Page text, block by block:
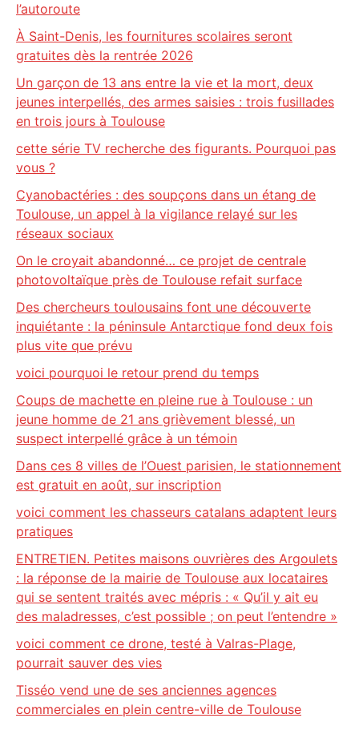
l’autoroute
À Saint-Denis, les fournitures scolaires seront
gratuites dès la rentrée 2026
Un garçon de 13 ans entre la vie et la mort, deux
jeunes interpellés, des armes saisies : trois fusillades
en trois jours à Toulouse
cette série TV recherche des figurants. Pourquoi pas
vous ?
Cyanobactéries : des soupçons dans un étang de
Toulouse, un appel à la vigilance relayé sur les
réseaux sociaux
On le croyait abandonné… ce projet de centrale
photovoltaïque près de Toulouse refait surface
Des chercheurs toulousains font une découverte
inquiétante : la péninsule Antarctique fond deux fois
plus vite que prévu
voici pourquoi le retour prend du temps
Coups de machette en pleine rue à Toulouse : un
jeune homme de 21 ans grièvement blessé, un
suspect interpellé grâce à un témoin
Dans ces 8 villes de l’Ouest parisien, le stationnement
est gratuit en août, sur inscription
voici comment les chasseurs catalans adaptent leurs
pratiques
ENTRETIEN. Petites maisons ouvrières des Argoulets
: la réponse de la mairie de Toulouse aux locataires
qui se sentent traités avec mépris : « Qu’il y ait eu
des maladresses, c’est possible ; on peut l’entendre »
voici comment ce drone, testé à Valras-Plage,
pourrait sauver des vies
Tisséo vend une de ses anciennes agences
commerciales en plein centre-ville de Toulouse